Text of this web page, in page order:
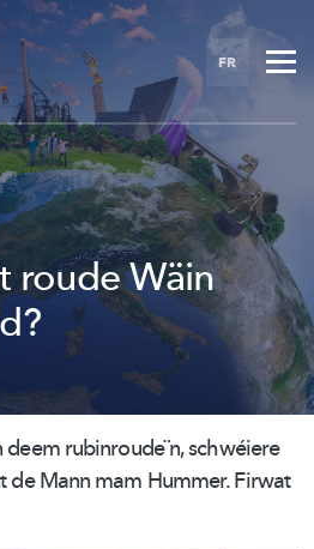
FR
roude Wäin
deem rubinroude¨n,schwéiere
de Mann mam Hummer. Firwat